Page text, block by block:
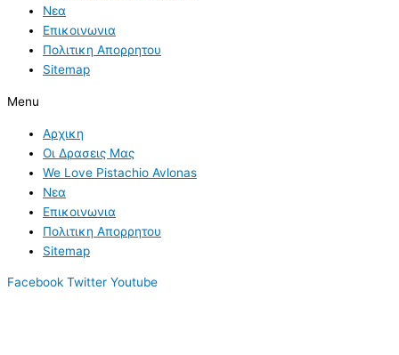
Νεα
Επικοινωνια
Πολιτικη Απορρητου
Sitemap
Menu
Αρχικη
Οι Δρασεις Μας
We Love Pistachio Avlonas
Νεα
Επικοινωνια
Πολιτικη Απορρητου
Sitemap
Facebook Twitter Youtube